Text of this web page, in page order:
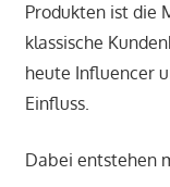
Produkten ist die
klassische
heute Influencer
Einfluss.
Dabei entstehen